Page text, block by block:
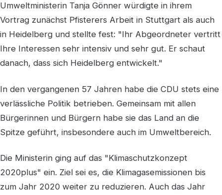
Umweltministerin Tanja Gönner würdigte in ihrem
Vortrag zunächst Pfisterers Arbeit in Stuttgart als auch
in Heidelberg und stellte fest: "Ihr Abgeordneter vertritt
Ihre Interessen sehr intensiv und sehr gut. Er schaut
danach, dass sich Heidelberg entwickelt."
In den vergangenen 57 Jahren habe die CDU stets eine
verlässliche Politik betrieben. Gemeinsam mit allen
Bürgerinnen und Bürgern habe sie das Land an die
Spitze geführt, insbesondere auch im Umweltbereich.
Die Ministerin ging auf das "Klimaschutzkonzept
2020plus" ein. Ziel sei es, die Klimagasemissionen bis
zum Jahr 2020 weiter zu reduzieren. Auch das Jahr